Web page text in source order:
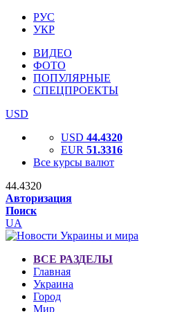
РУС
УКР
ВИДЕО
ФОТО
ПОПУЛЯРНЫЕ
СПЕЦПРОЕКТЫ
USD
USD 44.4320
EUR 51.3316
Все курсы валют
44.4320
Авторизация
Поиск
UA
ВСЕ РАЗДЕЛЫ
Главная
Украина
Город
Мир